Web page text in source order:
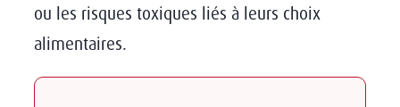
ou les risques toxiques liés à leurs choix
alimentaires.